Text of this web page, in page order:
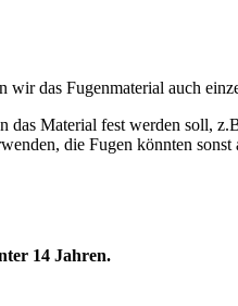
das Fugenmaterial auch
Material fest werden soll,
die Fugen könnten sonst
14 Jahren.